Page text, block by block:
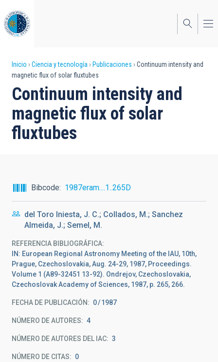
al
contenido
principal
Sobrescribir
enlaces
de
ayuda
a
Inicio Ciencia y tecnología Publicaciones
Continuum intensity and
magnetic flux of solar fluxtubes
Continuum intensity and
magnetic flux of solar
fluxtubes
Bibcode 1987eram....1..265D
del Toro Iniesta, J. C.; Collados, M.; Sanchez
Almeida, J.; Semel, M.
REFERENCIA BIBLIOGRÁFICA
IN: European Regional Astronomy Meeting of the IAU, 10th,
Prague, Czechoslovakia, Aug. 24-29, 1987, Proceedings.
Volume 1 (A89-32451 13-92). Ondrejov, Czechoslovakia,
Czechoslovak Academy of Sciences, 1987, p. 265, 266.
FECHA DE PUBLICACIÓN: 0 1987
NÚMERO DE AUTORES 4
NÚMERO DE AUTORES DEL IAC 3
NÚMERO DE CITAS 0